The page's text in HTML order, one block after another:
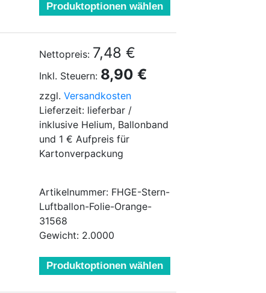
Produktoptionen wählen
Nettopreis: 7,48 €
Inkl. Steuern: 8,90 €
zzgl. Versandkosten
Lieferzeit: lieferbar /
inklusive Helium, Ballonband
und 1 € Aufpreis für
Kartonverpackung
Artikelnummer: FHGE-Stern-
Luftballon-Folie-Orange-
31568
Gewicht: 2.0000
Produktoptionen wählen